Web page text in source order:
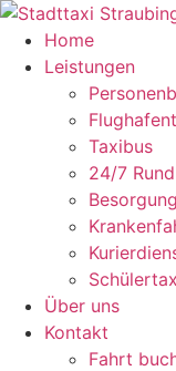
Zum
Inhalt
springen
Home
Leistungen
Taxibus
24/7
Über uns
Kontakt
Fahrt